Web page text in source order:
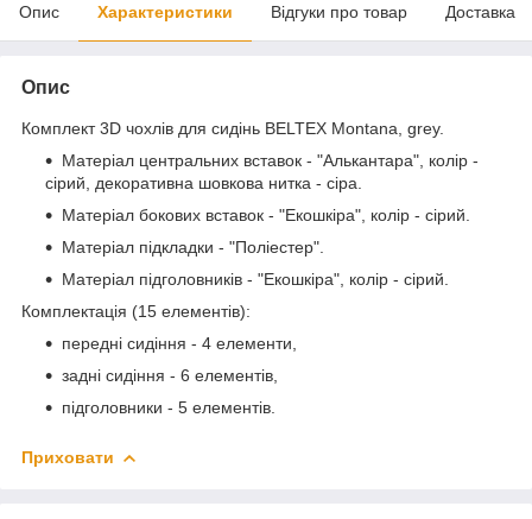
Опис Характеристики Відгуки про товар Доставка
Опис
Комплект 3D чохлів для сидінь BELTEX Montana, grey.
Матеріал центральних вставок - "Алькантара", колір -
сірий, декоративна шовкова нитка - сіра.
Матеріал бокових вставок - "Екошкіра", колір - сірий.
Матеріал підкладки - "Поліестер".
Матеріал підголовників - "Екошкіра", колір - сірий.
Комплектація (15 елементів):
передні сидіння - 4 елементи,
задні сидіння - 6 елементів,
підголовники - 5 елементів.
Приховати